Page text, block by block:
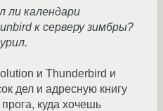
ли календари
к серверу зимбры?
и Thunderbird и
дел и адресную книгу
куда хочешь